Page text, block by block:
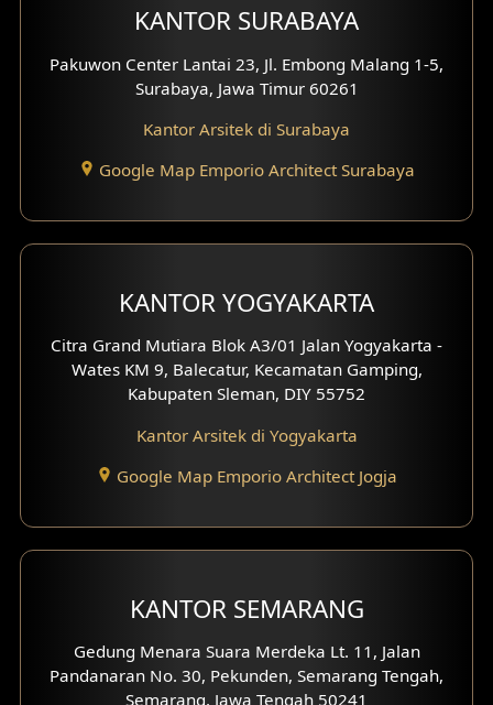
Fasad Paviliun
Fasad Villa
Fasad Klinik
Desain Basement
Desain Rumah Scandinavian
Desain Rumah Tradisional
Desain Rumah Santorini
Desain Balkon
Desain Kanopi
KANTOR SURABAYA
Pakuwon Center Lantai 23, Jl. Embong Malang 1-5,
Surabaya, Jawa Timur 60261
Kantor Arsitek di Surabaya
Google Map Emporio Architect Surabaya
KANTOR YOGYAKARTA
Citra Grand Mutiara Blok A3/01 Jalan Yogyakarta -
Wates KM 9, Balecatur, Kecamatan Gamping,
Kabupaten Sleman, DIY 55752
Kantor Arsitek di Yogyakarta
Google Map Emporio Architect Jogja
KANTOR SEMARANG
Gedung Menara Suara Merdeka Lt. 11, Jalan
Pandanaran No. 30, Pekunden, Semarang Tengah,
Semarang, Jawa Tengah 50241